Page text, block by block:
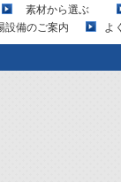
素材から選ぶ
設備のご案内
よ